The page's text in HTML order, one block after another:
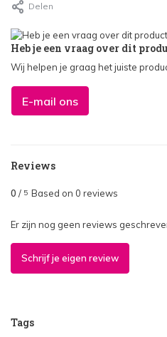
Delen
Heb je een vraag over dit
Wij helpen je graag het juiste
E-mail ons
Reviews
0 / 5 Based on 0 reviews
Er zijn nog geen reviews
Schrijf je eigen review
Tags